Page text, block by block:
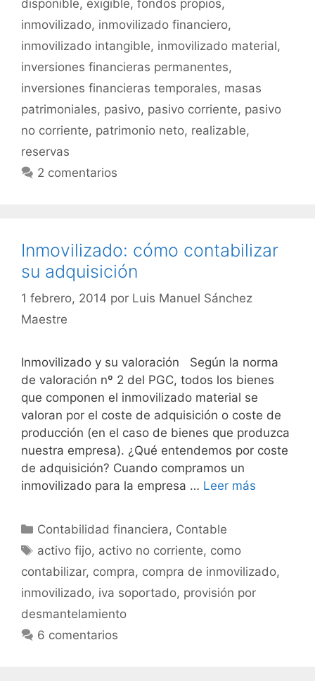
disponible, exigible, fondos propios,
inmovilizado, inmovilizado financiero,
inmovilizado intangible, inmovilizado material,
inversiones financieras permanentes,
inversiones financieras temporales, masas
patrimoniales, pasivo, pasivo corriente, pasivo
no corriente, patrimonio neto, realizable,
reservas
2 comentarios
Inmovilizado: cómo contabilizar
su adquisición
1 febrero, 2014 por Luis Manuel Sánchez
Maestre
Inmovilizado y su valoración Según la norma
de valoración nº 2 del PGC, todos los bienes
que componen el inmovilizado material se
valoran por el coste de adquisición o coste de
producción (en el caso de bienes que produzca
nuestra empresa). ¿Qué entendemos por coste
de adquisición? Cuando compramos un
inmovilizado para la empresa … Leer más
Categorías
Contabilidad financiera, Contable
Etiquetas
activo fijo, activo no corriente, como
contabilizar, compra, compra de inmovilizado,
inmovilizado, iva soportado, provisión por
desmantelamiento
6 comentarios